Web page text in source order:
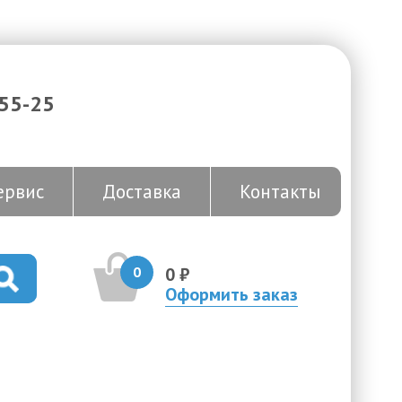
25
Доставка Контакты
0
0 ₽
Оформить заказ